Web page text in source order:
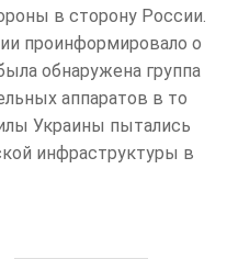
в сторону России.
проинформировало о
обнаружена группа
аппаратов в то
Украины пытались
инфраструктуры в